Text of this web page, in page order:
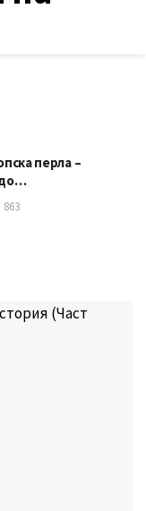
перла –
863